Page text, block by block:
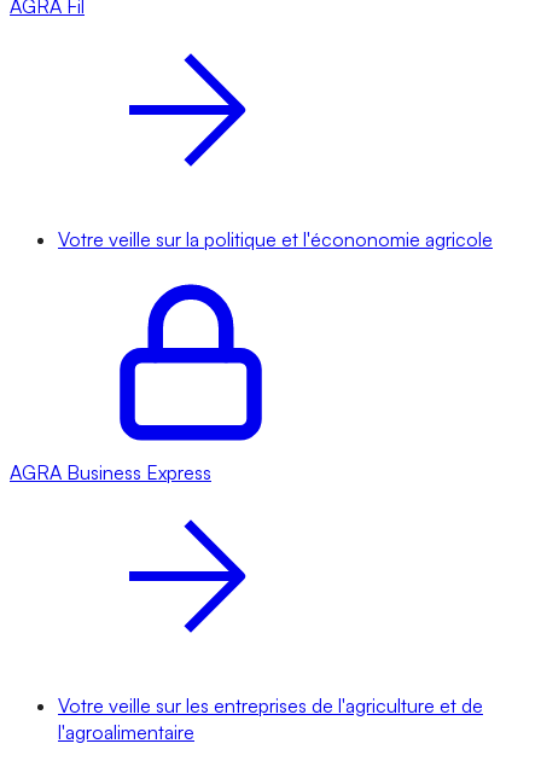
AGRA Fil
Votre veille sur la politique et l'écononomie agricole
AGRA Business Express
Votre veille sur les entreprises de l'agriculture et de
l'agroalimentaire